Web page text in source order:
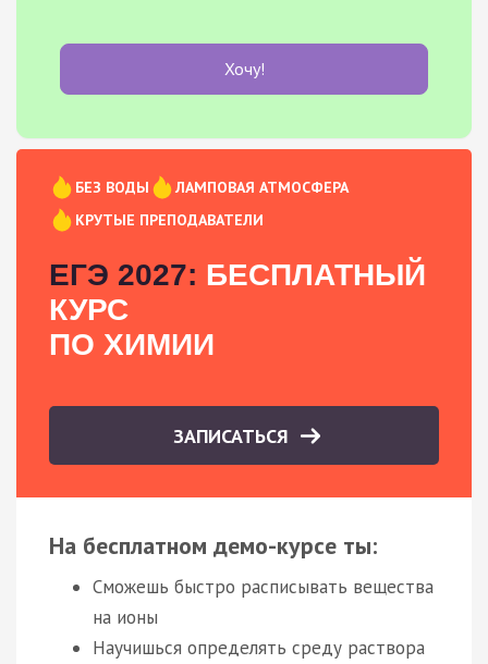
Хочу!
БЕЗ ВОДЫ
ЛАМПОВАЯ АТМОСФЕРА
КРУТЫЕ ПРЕПОДАВАТЕЛИ
ЕГЭ 2027: БЕСПЛАТНЫЙ
КУРС
ПО ХИМИИ
ЗАПИСАТЬСЯ
На бесплатном демо-курсе ты:
Сможешь быстро расписывать вещества
на ионы
Научишься определять среду раствора